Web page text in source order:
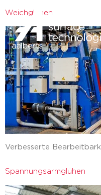
Weichglühen
Verbesserte
Spannungsarmglühen